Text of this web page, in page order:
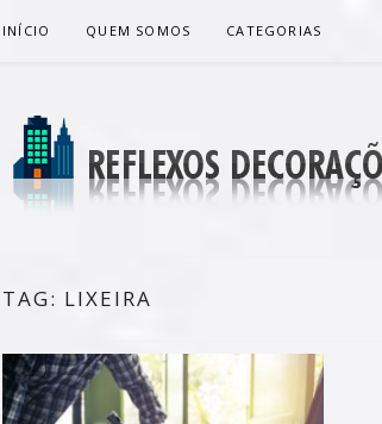
INÍCIO QUEM SOMOS CATEGORIAS
TAG: LIXEIRA